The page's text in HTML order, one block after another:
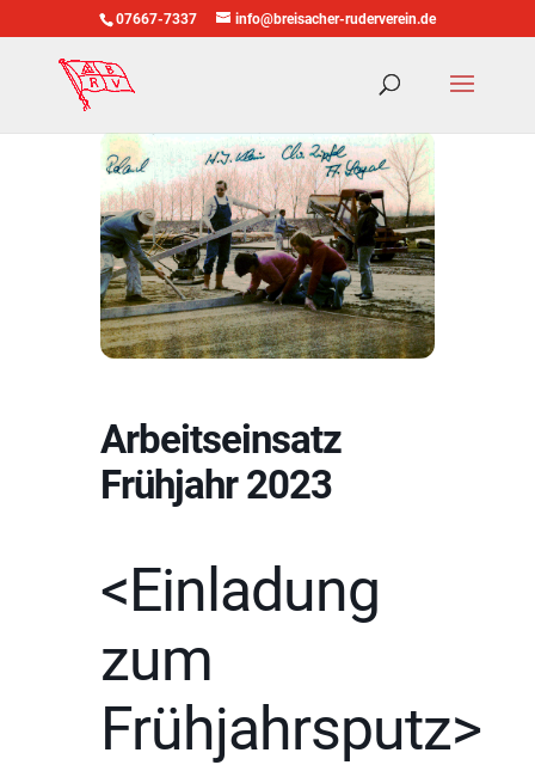
07667-7337 info@breisacher-ruderverein.de
Arbeitseinsatz
Frühjahr 2023
<Einladung
zum
Frühjahrsputz>